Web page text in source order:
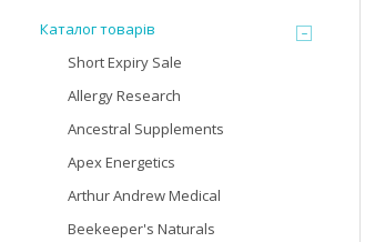
Каталог товарів
Short Expiry Sale
Allergy Research
Ancestral Supplements
Apex Energetics
Arthur Andrew Medical
Beekeeper's Naturals